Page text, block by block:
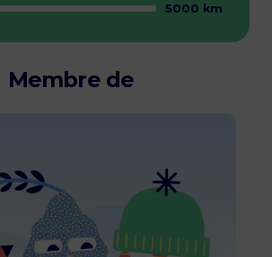
5000 km
Membre de